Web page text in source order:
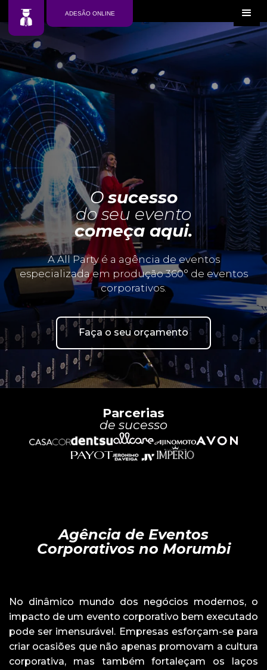
ADESÃO ONLINE
Osucesso
do seu evento
começa aqui.
A All Party é a agência de eventos
especializada em produção 360° de eventos
corporativos.
Faça o seu orçamento
Parcerias
de sucesso
Agência de Eventos
Corporativos no Morumbi
No dinâmico mundo dos negócios modernos, o
impacto de um evento corporativo bem executado
pode ser imensurável. Empresas esforçam-se para
criar ocasiões que não apenas promovam a cultura
corporativa, mas também fortaleçam os laços